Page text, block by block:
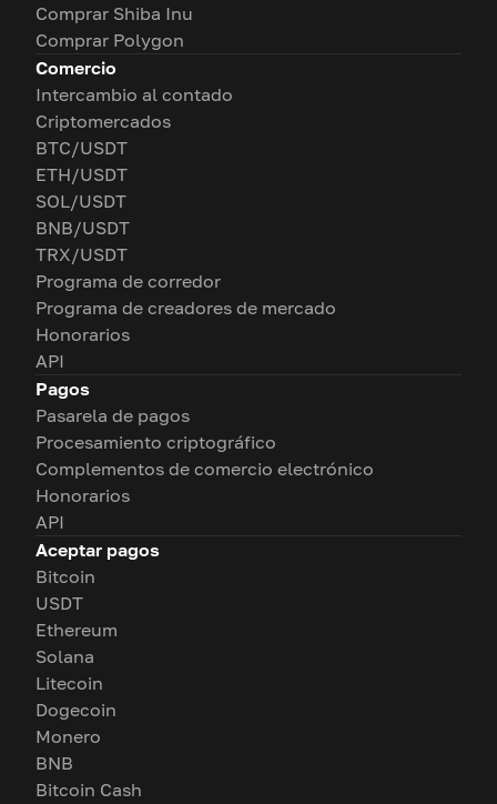
Comprar Shiba Inu
Comprar Polygon
Comercio
Intercambio al contado
Criptomercados
BTC/USDT
ETH/USDT
SOL/USDT
BNB/USDT
TRX/USDT
Programa de corredor
Programa de creadores de mercado
Honorarios
API
Pagos
Pasarela de pagos
Procesamiento criptográfico
Complementos de comercio electrónico
Honorarios
API
Aceptar pagos
Bitcoin
USDT
Ethereum
Solana
Litecoin
Dogecoin
Monero
BNB
Bitcoin Cash